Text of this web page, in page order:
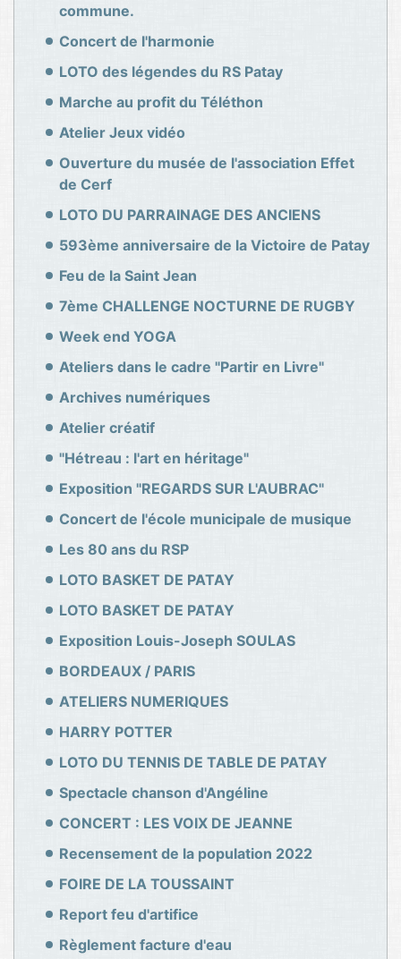
commune.
Concert de l'harmonie
LOTO des légendes du RS Patay
Marche au profit du Téléthon
Atelier Jeux vidéo
Ouverture du musée de l'association Effet
de Cerf
LOTO DU PARRAINAGE DES ANCIENS
593ème anniversaire de la Victoire de Patay
Feu de la Saint Jean
7ème CHALLENGE NOCTURNE DE RUGBY
Week end YOGA
Ateliers dans le cadre "Partir en Livre"
Archives numériques
Atelier créatif
"Hétreau : l'art en héritage"
Exposition "REGARDS SUR L'AUBRAC"
Concert de l'école municipale de musique
Les 80 ans du RSP
LOTO BASKET DE PATAY
LOTO BASKET DE PATAY
Exposition Louis-Joseph SOULAS
BORDEAUX / PARIS
ATELIERS NUMERIQUES
HARRY POTTER
LOTO DU TENNIS DE TABLE DE PATAY
Spectacle chanson d'Angéline
CONCERT : LES VOIX DE JEANNE
Recensement de la population 2022
FOIRE DE LA TOUSSAINT
Report feu d'artifice
Règlement facture d'eau